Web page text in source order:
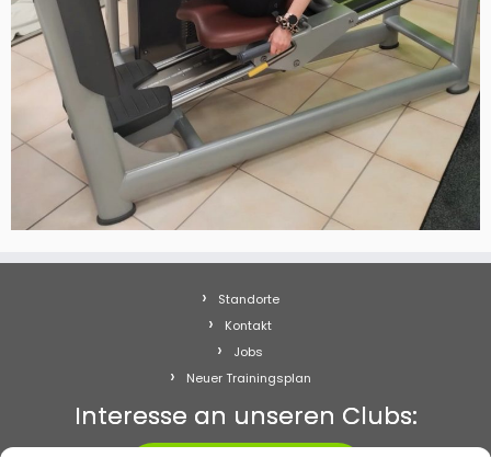
Standorte
Kontakt
Jobs
Neuer Trainingsplan
Interesse an unseren Clubs: